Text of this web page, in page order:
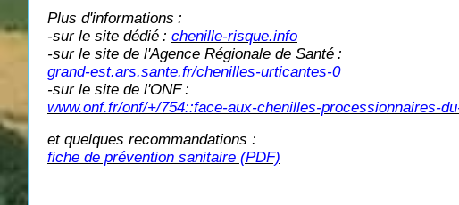
Plus d'informations :
-sur le site dédié : chenille-risque.info
-sur le site de l'Agence Régionale de Santé :
grand-est.ars.sante.fr/chenilles-urticantes-0
-sur le site de l'ONF :
www.onf.fr/onf/+/754::face-aux-chenilles-processionnaires-
et quelques recommandations :
fiche de prévention sanitaire (PDF)